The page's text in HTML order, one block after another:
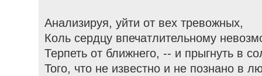
Анализируя, уйти от вех тревожных,
Коль сердцу впечатлительному
Терпеть от ближнего, -- и прыгнуть в
Того, что не известно и не познано в